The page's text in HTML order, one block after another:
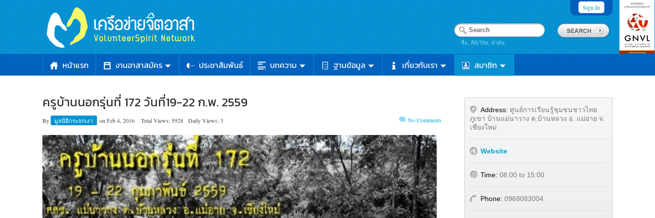
Sign In
ชื่อ, คีย์เวิร์ด, คำค้น
หน้าแรก งานอาสาสมัคร ประชาสัมพันธ์ บทความ ฐานข้อมูล เกี่ยวกับเรา สมาชิก
ครูบ้านนอกรุ่นที่ 172 วันที่19-22 ก.พ. 2559
By มูลนิธิกระจกเงา on Feb 4, 2016 Total Views: 5928 Daily Views: 3 No Comments
Address: ศูนย์การเรียนรู้ชุมชนชาวไทย
ภูเขา บ้านแม่นาวาง ต.บ้านหลวง อ. แม่อาย จ.
เชียงใหม่
Website
Time: 08:00 to 15:00
Phone: 0968083004